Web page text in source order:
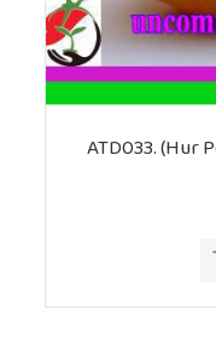
ATD033. (Hur